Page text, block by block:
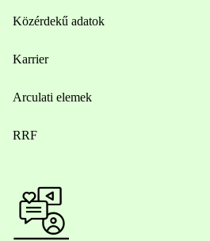
Közérdekű adatok
Karrier
Arculati elemek
RRF